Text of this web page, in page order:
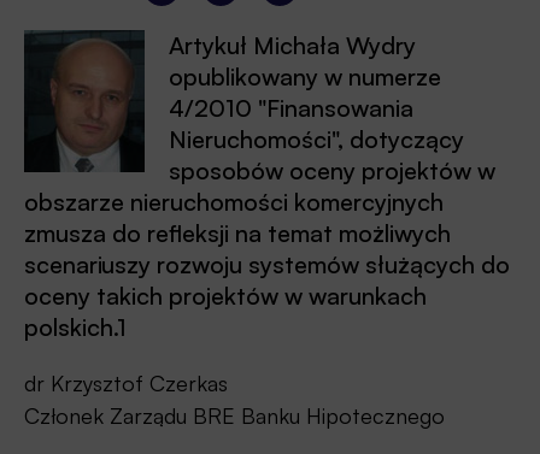
Artykuł Michała Wydry
opublikowany w numerze
4/2010 "Finansowania
Nieruchomości", dotyczący
sposobów oceny projektów w
obszarze nieruchomości komercyjnych
zmusza do refleksji na temat możliwych
scenariuszy rozwoju systemów służących do
oceny takich projektów w warunkach
polskich.1
dr Krzysztof Czerkas
Członek Zarządu BRE Banku Hipotecznego